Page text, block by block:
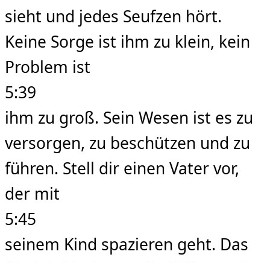
sieht und jedes Seufzen hört.
Keine Sorge ist ihm zu klein, kein
Problem ist
5:39
ihm zu groß. Sein Wesen ist es zu
versorgen, zu beschützen und zu
führen. Stell dir einen Vater vor,
der mit
5:45
seinem Kind spazieren geht. Das